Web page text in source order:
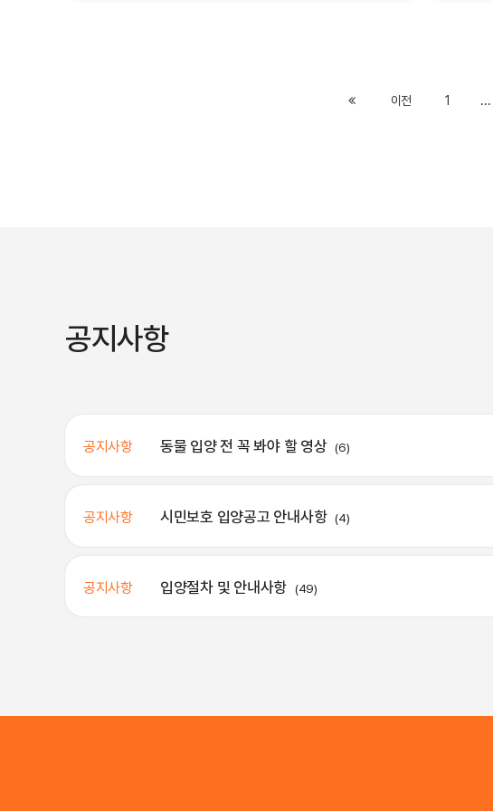
Previous
이전 Previous
1 ...
공지사항
공지사항 동물 입양 전 꼭 봐야 할 영상 (6)
공지사항 시민보호 입양공고 안내사항 (4)
공지사항 입양절차 및 안내사항 (49)